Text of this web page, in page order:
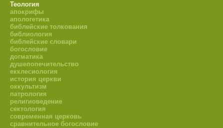
Теология
апокрифы
апологетика
библейские толкования
библиология
библейские словари
богословие
догматика
душепопечительство
екклесиология
история церкви
оккультизм
патрология
религиоведение
сектология
современная церковь
сравнительное богословие